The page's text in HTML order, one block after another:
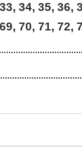
34, 35, 36,
70, 71, 72,